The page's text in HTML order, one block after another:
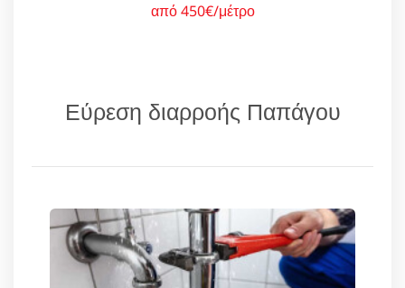
από 450€/μέτρο
Εύρεση διαρροής Παπάγου